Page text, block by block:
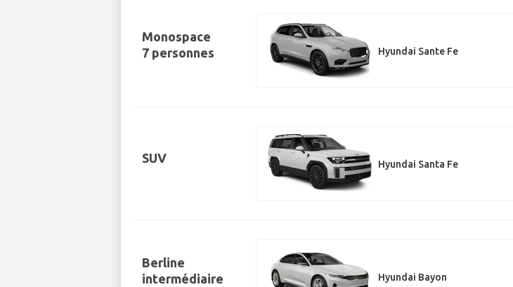
Monospace
7 personnes
Hyundai Sante Fe
SUV Hyundai Santa Fe
Berline
intermédiaire
Hyundai Bayon